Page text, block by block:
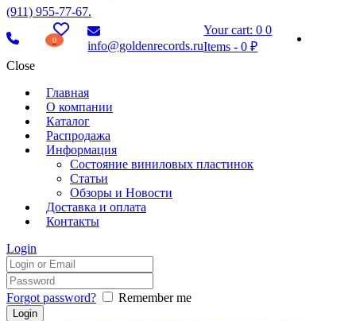
(911) 955-77-67.
0 info@goldenrecords.ru
Your cart: 00
Items -0 ₽
Close
Главная
О компании
Каталог
Распродажа
Информация
Состояние виниловых пластинок
Статьи
Обзоры и Новости
Доставка и оплата
Контакты
Login
Forgot password? Remember me